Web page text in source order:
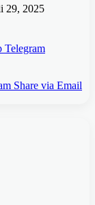
29, 2025
Telegram
Share via Email